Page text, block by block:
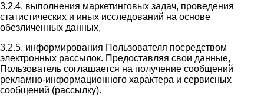
3.2.4. выполнения маркетинговых задач, проведения
статистических и иных исследований на основе
обезличенных данных,
3.2.5. информирования Пользователя посредством
электронных рассылок. Предоставляя свои данные,
Пользователь соглашается на получение сообщений
рекламно-информационного характера и сервисных
сообщений (рассылку).